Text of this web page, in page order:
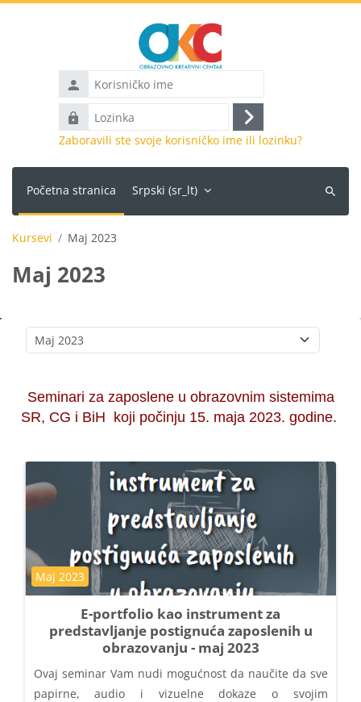
Korisničko
ime
Lozinka
Prijava
Zaboravili ste svoje korisničko ime ili lozinku?
Početna stranica Srpski ‎(sr_lt)‎
Pretraži
kurseve
Kursevi Maj 2023
Maj 2023
Kategorije kurseva
Seminari za zaposlene u obrazovnim sistemima
SR, CG i BiH koji počinju 15. maja 2023. godine.
E-portfolio kao instrument za
predstavljanje postignuća zaposlenih u
obrazovanju - maj 2023
Kategorija kursa
Maj 2023
Ovaj seminar Vam nudi mogućnost da naučite da sve
papirne, audio i vizuelne dokaze o svojim